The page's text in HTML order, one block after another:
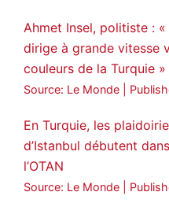
Ahmet Insel, politiste : «
dirige à grande vitesse
couleurs de la Turquie »
Source: Le Monde
En Turquie, les
d’Istanbul débutent
l’OTAN
Source: Le Monde